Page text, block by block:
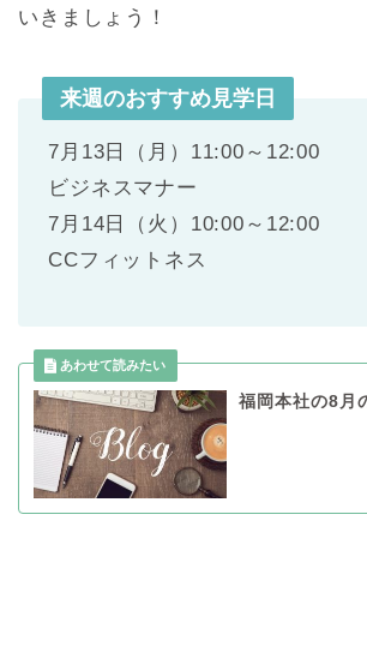
いきましょう！
来週のおすすめ見学日
7 月 13 日（月） 11:00 ～ 12:00
ビジネスマナー
7 月 14 日（火） 10:00 ～ 12:00
CCフィットネス
福岡本社の8月